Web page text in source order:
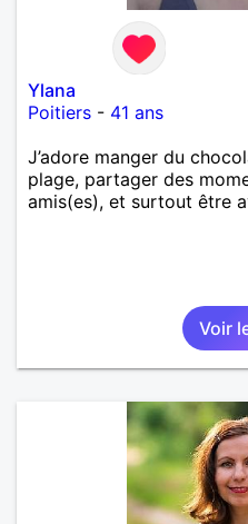
Ylana
Poitiers - 41 ans
J’adore manger du
plage, partager des
amis(es), et surtout être
Voir